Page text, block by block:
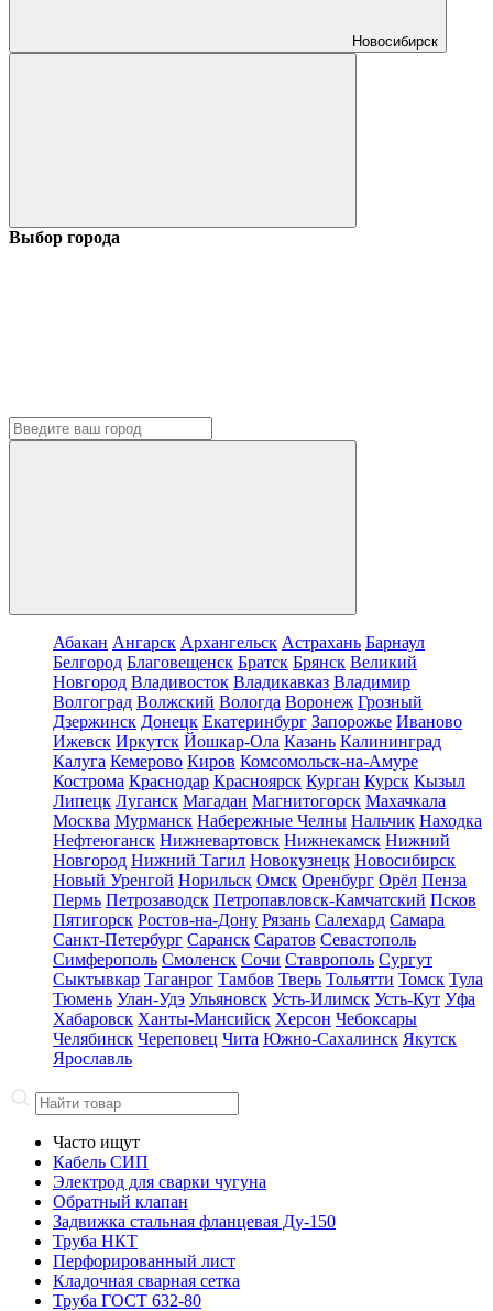
Новосибирск
Выбор города
Абакан Ангарск Архангельск Астрахань Барнаул
Белгород Благовещенск Братск Брянск Великий
Новгород Владивосток Владикавказ Владимир
Волгоград Волжский Вологда Воронеж Грозный
Дзержинск Донецк Екатеринбург Запорожье Иваново
Ижевск Иркутск Йошкар-Ола Казань Калининград
Калуга Кемерово Киров Комсомольск-на-Амуре
Кострома Краснодар Красноярск Курган Курск Кызыл
Липецк Луганск Магадан Магнитогорск Махачкала
Москва Мурманск Набережные Челны Нальчик Находка
Нефтеюганск Нижневартовск Нижнекамск Нижний
Новгород Нижний Тагил Новокузнецк Новосибирск
Новый Уренгой Норильск Омск Оренбург Орёл Пенза
Пермь Петрозаводск Петропавловск-Камчатский Псков
Пятигорск Ростов-на-Дону Рязань Салехард Самара
Санкт-Петербург Саранск Саратов Севастополь
Симферополь Смоленск Сочи Ставрополь Сургут
Сыктывкар Таганрог Тамбов Тверь Тольятти Томск Тула
Тюмень Улан-Удэ Ульяновск Усть-Илимск Усть-Кут Уфа
Хабаровск Ханты-Мансийск Херсон Чебоксары
Челябинск Череповец Чита Южно-Сахалинск Якутск
Ярославль
Часто ищут
Кабель СИП
Электрод для сварки чугуна
Обратный клапан
Задвижка стальная фланцевая Ду-150
Труба НКТ
Перфорированный лист
Кладочная сварная сетка
Труба ГОСТ 632-80